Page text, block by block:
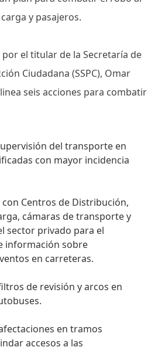
y pasajeros.
el titular de la Secretaría de
Ciudadana (SSPC), Omar
seis acciones para combatir
del transporte en
con mayor incidencia
Centros de Distribución,
cámaras de transporte y
sector privado para el
información sobre
en carreteras.
de revisión y arcos en
en tramos
accesos a las